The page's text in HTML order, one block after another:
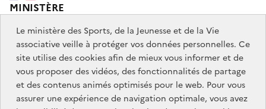
MINISTÈRE
DES SPORTS,
DE LA JEUNESSE
ET DE LA VIE ASSOCIATIVE
Découvrez également jeunes.gouv.fr et education.gouv.fr.
Le ministère des Sports, de la Jeunesse et de la Vie
associative veille à protéger vos données personnelles. Ce
site utilise des cookies afin de mieux vous informer et de
vous proposer des vidéos, des fonctionnalités de partage
et des contenus animés optimisés pour le web. Pour vous
assurer une expérience de navigation optimale, vous avez